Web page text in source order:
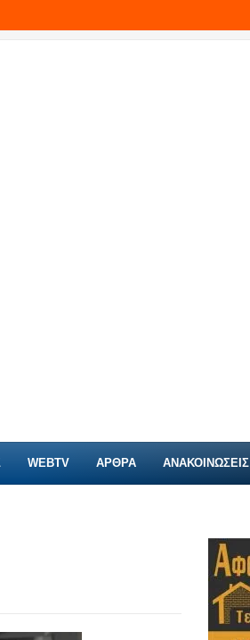
WEBTV ΑΡΘΡΑ ΑΝΑΚΟΙΝΩΣΕΙΣ